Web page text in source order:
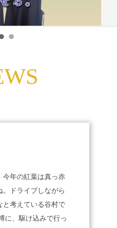
今年の紅葉は真っ赤
。ドライブしながら
と考えている谷村で
に、駆け込みで行っ